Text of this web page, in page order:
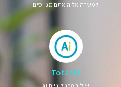
למשרה אליה אתם מגייסים
Total AI